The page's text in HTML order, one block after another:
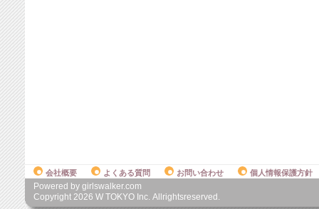
会社概要 よくある質問 お問い合わせ 個人情報保護方針
Powered by girlswalker.com
Copyright 2026 W TOKYO Inc. Allrightsreserved.